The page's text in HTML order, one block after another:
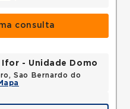
consulta
- Unidade Domo
Sao Bernardo do